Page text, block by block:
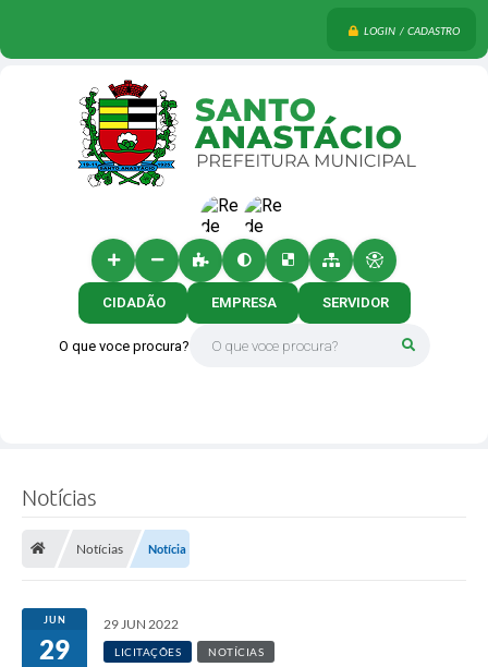
LOGIN / CADASTRO
O que voce procura?
CIDADÃO EMPRESA SERVIDOR
Notícias
Notícias Notícia
JUN
29
29 JUN 2022
LICITAÇÕES NOTÍCIAS